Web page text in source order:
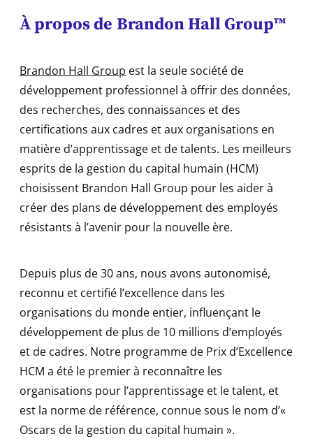
À propos de Brandon Hall Group™
Brandon Hall Group est la seule société de
développement professionnel à offrir des données,
des recherches, des connaissances et des
certifications aux cadres et aux organisations en
matière d’apprentissage et de talents. Les meilleurs
esprits de la gestion du capital humain (HCM)
choisissent Brandon Hall Group pour les aider à
créer des plans de développement des employés
résistants à l’avenir pour la nouvelle ère.
Depuis plus de 30 ans, nous avons autonomisé,
reconnu et certifié l’excellence dans les
organisations du monde entier, influençant le
développement de plus de 10 millions d’employés
et de cadres. Notre programme de Prix d’Excellence
HCM a été le premier à reconnaître les
organisations pour l’apprentissage et le talent, et
est la norme de référence, connue sous le nom d’«
Oscars de la gestion du capital humain ».